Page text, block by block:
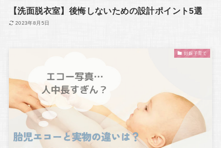
【洗面脱衣室】後悔しないための設計ポイント5選
2023年8月5日
妊娠子育て